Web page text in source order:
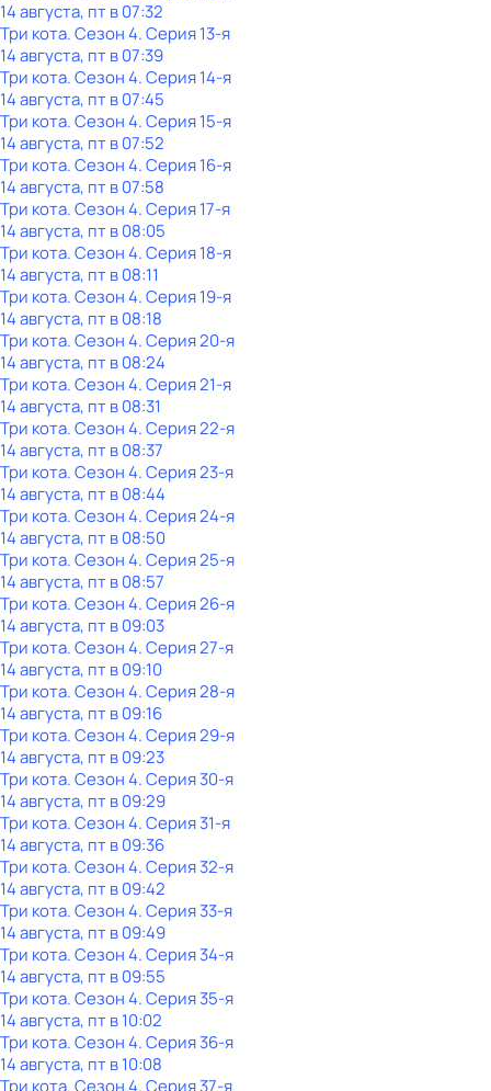
14 августа, пт в 07:32
Три кота. Сезон 4. Серия 13-я
14 августа, пт в 07:39
Три кота. Сезон 4. Серия 14-я
14 августа, пт в 07:45
Три кота. Сезон 4. Серия 15-я
14 августа, пт в 07:52
Три кота. Сезон 4. Серия 16-я
14 августа, пт в 07:58
Три кота. Сезон 4. Серия 17-я
14 августа, пт в 08:05
Три кота. Сезон 4. Серия 18-я
14 августа, пт в 08:11
Три кота. Сезон 4. Серия 19-я
14 августа, пт в 08:18
Три кота. Сезон 4. Серия 20-я
14 августа, пт в 08:24
Три кота. Сезон 4. Серия 21-я
14 августа, пт в 08:31
Три кота. Сезон 4. Серия 22-я
14 августа, пт в 08:37
Три кота. Сезон 4. Серия 23-я
14 августа, пт в 08:44
Три кота. Сезон 4. Серия 24-я
14 августа, пт в 08:50
Три кота. Сезон 4. Серия 25-я
14 августа, пт в 08:57
Три кота. Сезон 4. Серия 26-я
14 августа, пт в 09:03
Три кота. Сезон 4. Серия 27-я
14 августа, пт в 09:10
Три кота. Сезон 4. Серия 28-я
14 августа, пт в 09:16
Три кота. Сезон 4. Серия 29-я
14 августа, пт в 09:23
Три кота. Сезон 4. Серия 30-я
14 августа, пт в 09:29
Три кота. Сезон 4. Серия 31-я
14 августа, пт в 09:36
Три кота. Сезон 4. Серия 32-я
14 августа, пт в 09:42
Три кота. Сезон 4. Серия 33-я
14 августа, пт в 09:49
Три кота. Сезон 4. Серия 34-я
14 августа, пт в 09:55
Три кота. Сезон 4. Серия 35-я
14 августа, пт в 10:02
Три кота. Сезон 4. Серия 36-я
14 августа, пт в 10:08
Три кота. Сезон 4. Серия 37-я